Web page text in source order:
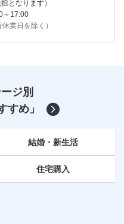
となります）
～17:00
業日を除く）
ジ別
すめ」
結婚・新生活
住宅購入